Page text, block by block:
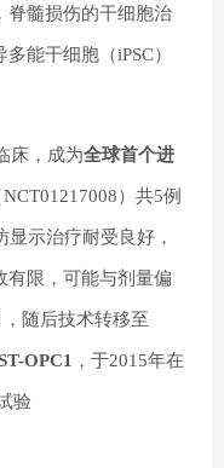
脊髓损伤的干细胞治
多能干细胞（iPSC）
床，成为全球首个进
）共5例
示治疗耐受良好，
有限，可能与剂量偏
随后技术转移至
OPC1 ，于2015年在
验